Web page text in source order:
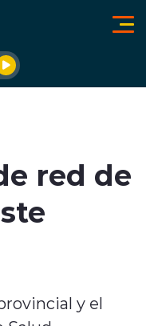
red de
y el